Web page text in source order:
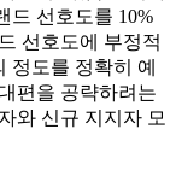
드 선호도를 10%
선호도에 부정적
정도를 정확히 예
편을 공략하려는
와 신규 지지자 모